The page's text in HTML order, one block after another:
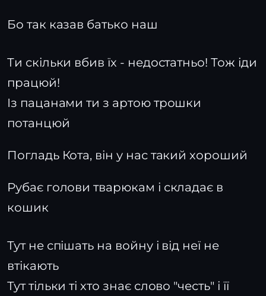
Бо так казав батько наш
Ти скільки вбив їх - недостатньо! Тож іди
працюй!
Із пацанами ти з артою трошки
потанцюй
Погладь Кота, він у нас такий хороший
Рубає голови тварюкам і складає в
кошик
Тут не спішать на войну і від неї не
втікають
Тут тільки ті хто знає слово "честь" і її